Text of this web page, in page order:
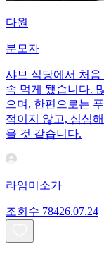
다원
분모자
샤브 식당에서 처음
속 먹게 됐습니다.
으며, 한편으로는
적이지 않고, 심심
을 것 같습니다.
라임미소가
조회수 78426.07.24